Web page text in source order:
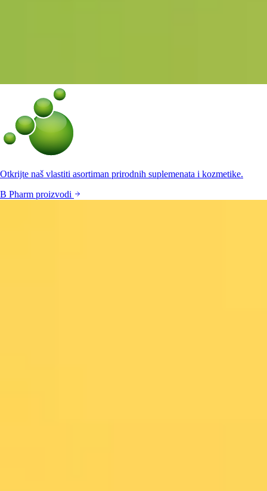
Otkrijte naš vlastiti asortiman prirodnih suplemenata i kozmetike.
B Pharm proizvodi